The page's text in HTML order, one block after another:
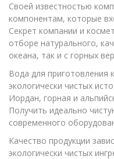
Своей известностью
компонентам, которые
Секрет компании и
отборе натурального,
океана, так и с горных
Вода для приготовления
экологически чистых
Иордан, горная и
Получить идеально
современного
Качество продукции
экологически чистых